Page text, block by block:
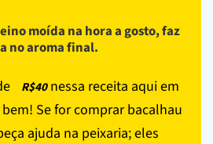
moída na hora a gosto, faz
no aroma final.
R$40nessa receita aqui em
Se for comprar bacalhau
ajuda na peixaria; eles